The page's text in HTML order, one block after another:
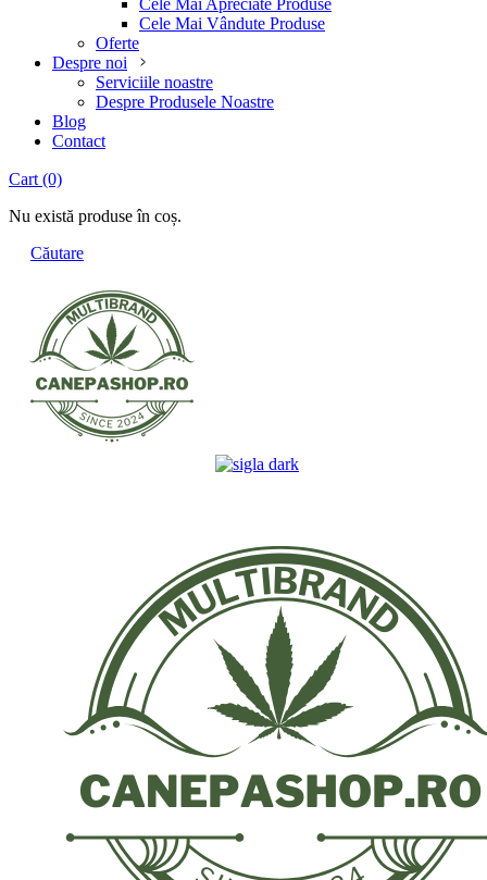
Cele Mai Apreciate Produse
Cele Mai Vândute Produse
Oferte
Despre noi
Serviciile noastre
Despre Produsele Noastre
Blog
Contact
Cart (0)
Nu există produse în coș.
Căutare